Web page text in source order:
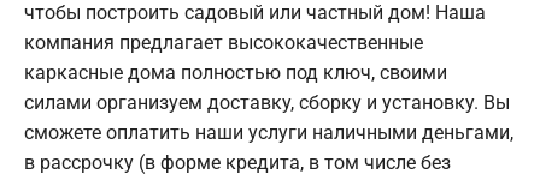
чтобы построить садовый или частный дом! Наша
компания предлагает высококачественные
каркасные дома полностью под ключ, своими
силами организуем доставку, сборку и установку. Вы
сможете оплатить наши услуги наличными деньгами,
в рассрочку (в форме кредита, в том числе без